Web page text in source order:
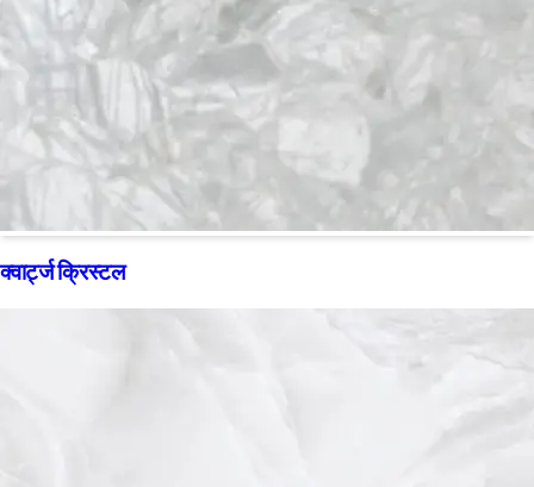
क्वार्ट्ज क्रिस्टल